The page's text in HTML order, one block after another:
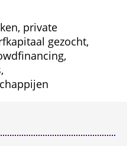
private
gezocht,